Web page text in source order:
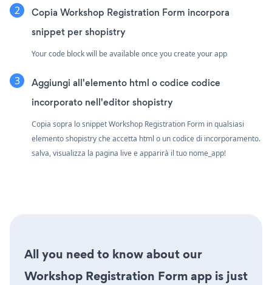
Copia Workshop Registration Form incorpora
snippet per shopistry
Your code block will be available once you create your app
Aggiungi all'elemento html o codice codice
incorporato nell'editor shopistry
Copia sopra lo snippet Workshop Registration Form in qualsiasi
elemento shopistry che accetta html o un codice di incorporamento.
salva, visualizza la pagina live e apparirà il tuo nome_app!
All you need to know about our
Workshop Registration Form app is just